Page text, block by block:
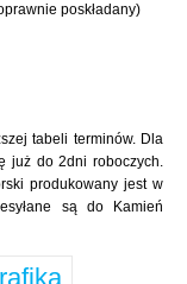
poskładany)
tabeli terminów. Dla
już do 2dni roboczych.
produkowany jest w
są do Kamień